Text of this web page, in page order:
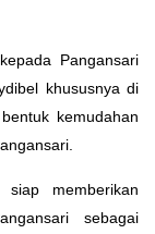
Pangansari
khususnya di
kemudahan
memberikan
sebagai